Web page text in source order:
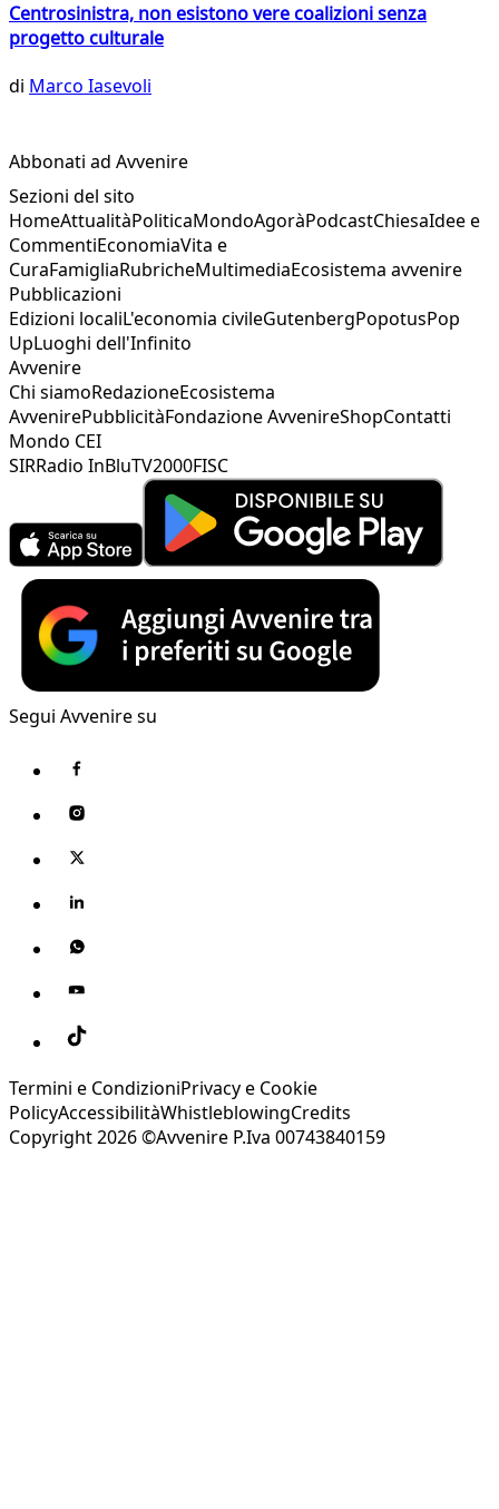
Centrosinistra, non esistono vere coalizioni senza
progetto culturale
di Marco Iasevoli
Abbonati ad Avvenire
Sezioni del sito
HomeAttualitàPoliticaMondoAgoràPodcastChiesaIdee e
CommentiEconomiaVita e
CuraFamigliaRubricheMultimediaEcosistema avvenire
Pubblicazioni
Edizioni localiL'economia civileGutenbergPopotusPop
UpLuoghi dell'Infinito
Avvenire
Chi siamoRedazioneEcosistema
AvvenirePubblicitàFondazione AvvenireShopContatti
Mondo CEI
SIRRadio InBluTV2000FISC
Segui Avvenire su
Termini e CondizioniPrivacy e Cookie
PolicyAccessibilitàWhistleblowingCredits
Copyright 2026 ©Avvenire P.Iva 00743840159